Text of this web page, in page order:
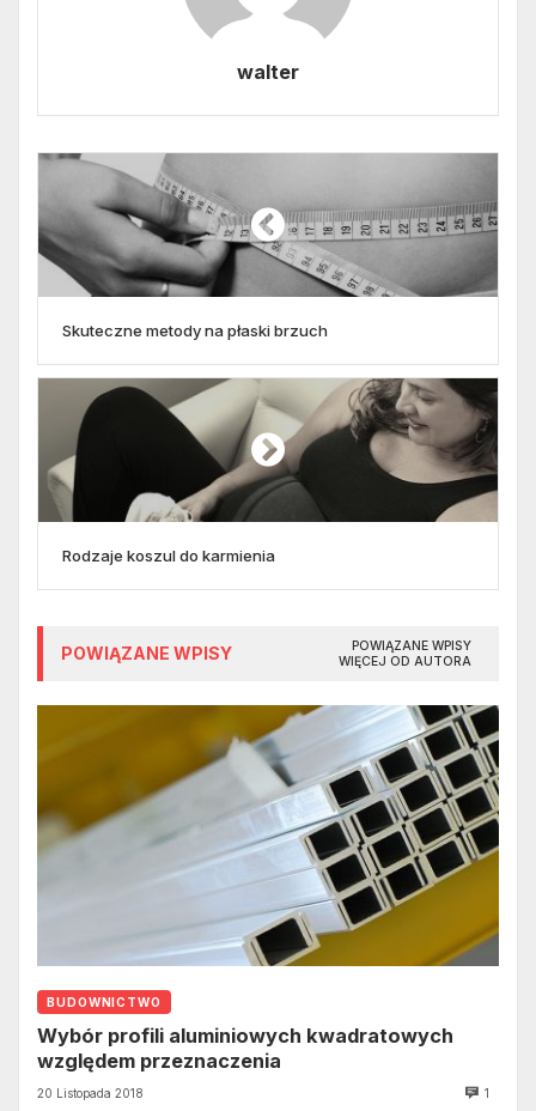
walter
Skuteczne metody na płaski brzuch
Rodzaje koszul do karmienia
POWIĄZANE WPISY
POWIĄZANE WPISY
WIĘCEJ OD AUTORA
BUDOWNICTWO
Wybór profili aluminiowych kwadratowych
względem przeznaczenia
20 Listopada 2018 1